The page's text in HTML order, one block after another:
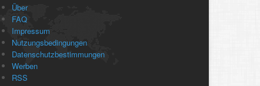
Über
FAQ
Impressum
Nutzungsbedingungen
Datenschutzbestimmungen
Werben
RSS